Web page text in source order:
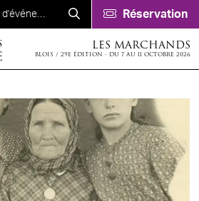
Réservation
LES MARCHANDS
BLOIS / 29E ÉDITION - DU 7 AU 11 OCTOBRE 2026